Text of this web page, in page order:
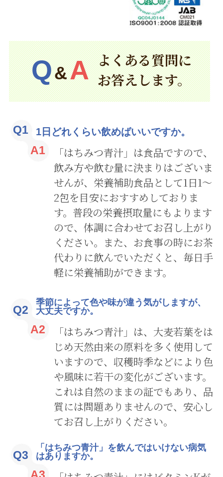
Q&A よくある質問に
お答えします。
Q1 1日どれくらい飲めばいいですか。
A1
「はちみつ青汁」は食品ですので、
飲み方や飲む量に決まりはございま
せんが、栄養補助食品として1日1～
2包を目安におすすめしておりま
す。普段の栄養摂取量にもよります
ので、体調に合わせてお召し上がり
ください。また、お食事の時にお茶
代わりに飲んでいただくと、毎日手
軽に栄養補助ができます。
Q2
季節によって色や味が違う気がしますが、
大丈夫ですか。
A2
「はちみつ青汁」は、大麦若葉をは
じめ天然由来の原料を多く使用して
いますので、収穫時季などにより色
や風味に若干の変化がございます。
これは自然のままの証でもあり、品
質には問題ありませんので、安心し
てお召し上がりください。
Q3
「はちみつ青汁」を飲んではいけない病気
はありますか。